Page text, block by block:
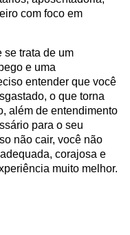
com foco em
se trata de um
e uma
entender que você
o que torna
além de entendimento
para o seu
não cair, você não
corajosa e
muito melhor.